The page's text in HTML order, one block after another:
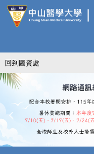
跳
到
內
容
區
回到圖資處